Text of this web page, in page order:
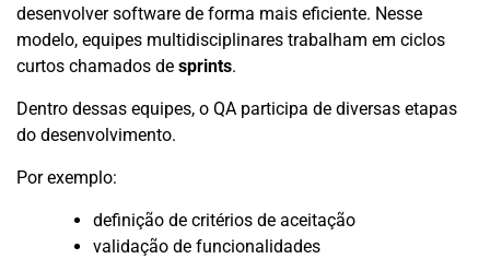
desenvolver software de forma mais eficiente. Nesse
modelo, equipes multidisciplinares trabalham em ciclos
curtos chamados de sprints.
Dentro dessas equipes, o QA participa de diversas etapas
do desenvolvimento.
Por exemplo:
definição de critérios de aceitação
validação de funcionalidades